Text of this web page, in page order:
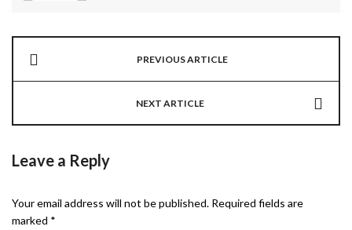
PREVIOUS ARTICLE
NEXT ARTICLE
Leave a Reply
Your email address will not be published. Required fields are
marked *